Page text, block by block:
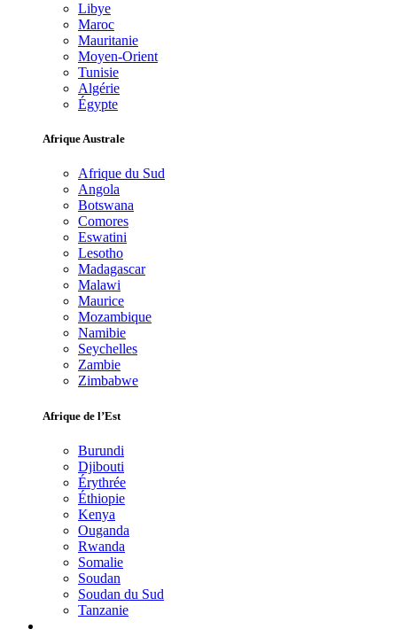
Libye
Maroc
Mauritanie
Moyen-Orient
Tunisie
Algérie
Égypte
Afrique Australe
Afrique du Sud
Angola
Botswana
Comores
Eswatini
Lesotho
Madagascar
Malawi
Maurice
Mozambique
Namibie
Seychelles
Zambie
Zimbabwe
Afrique de l’Est
Burundi
Djibouti
Érythrée
Éthiopie
Kenya
Ouganda
Rwanda
Somalie
Soudan
Soudan du Sud
Tanzanie